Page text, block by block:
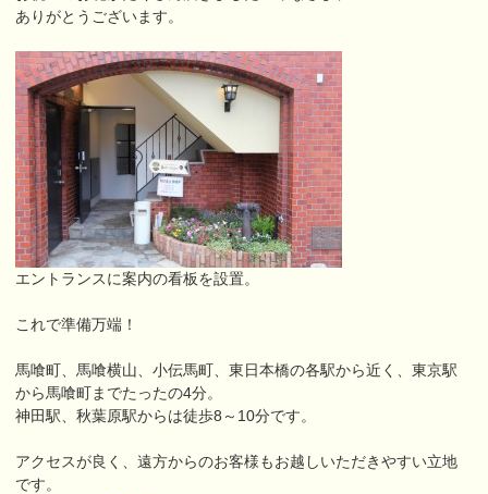
ありがとうございます。
エントランスに案内の看板を設置。
これで準備万端！
馬喰町、馬喰横山、小伝馬町、東日本橋の各駅から近く、東京駅
から馬喰町までたったの4分。
神田駅、秋葉原駅からは徒歩8～10分です。
アクセスが良く、遠方からのお客様もお越しいただきやすい立地
です。